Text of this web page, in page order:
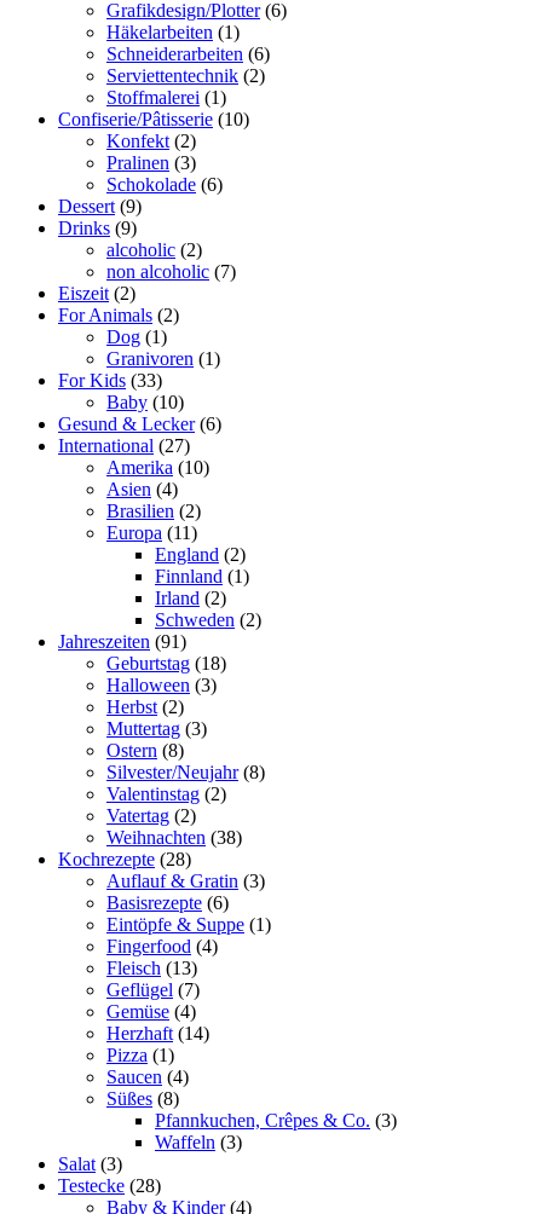
Grafikdesign/Plotter(6)
Häkelarbeiten (1)
Schneiderarbeiten (6)
Serviettentechnik (2)
Stoffmalerei (1)
Confiserie/Pâtisserie (10)
Konfekt (2)
Pralinen (3)
Schokolade (6)
Dessert (9)
Drinks (9)
alcoholic (2)
non alcoholic (7)
Eiszeit (2)
For Animals (2)
Dog (1)
Granivoren (1)
For Kids (33)
Baby (10)
Gesund & Lecker(6)
International (27)
Amerika (10)
Asien (4)
Brasilien (2)
Europa (11)
England (2)
Finnland (1)
Irland (2)
Schweden (2)
Jahreszeiten (91)
Geburtstag (18)
Halloween (3)
Herbst (2)
Muttertag (3)
Ostern (8)
Silvester/Neujahr(8)
Valentinstag (2)
Vatertag (2)
Weihnachten (38)
Kochrezepte (28)
Auflauf & Gratin (3)
Basisrezepte (6)
Eintöpfe & Suppe (1)
Fingerfood (4)
Fleisch (13)
Geflügel (7)
Gemüse (4)
Herzhaft (14)
Pizza (1)
Saucen (4)
Süßes (8)
Pfannkuchen, Crêpes & Co. (3)
Waffeln (3)
Salat (3)
Testecke (28)
Baby & Kinder(4)